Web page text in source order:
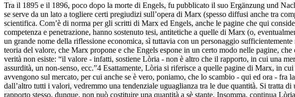
Tra il 1895 e il 1896, poco dopo la morte di Engels, fu pubblicato il suo Ergänzung und
se serve da un lato a togliere certi pregiudizi sull’opera di Marx (spesso diffusi anche tra
scientifica. Com’è di norma per gli scritti di Marx ed Engels, anche le pagine che qui
competenza e penetrazione, hanno sostenuto tesi, antitetiche a quelle di Marx (o,
un grande nome della riflessione economica, sì tuttavia con un personaggio
teoria del valore, che Marx propone e che Engels espone in un certo modo nelle pagine,
verità non esiste: “il valore - infatti, sostiene Lòria - non è altro che il rapporto, in cui una
assurdità, un non-senso, ecc.”4 Esattamente, Lòria si riferisce a quelle pagine di Marx, in
avvengono sul mercato, per cui anche se è vero, poniamo, che lo scambio - qui ed ora -
dall’altro tutti i valori, vedremmo una tendenziale uguaglianza tra le due quantità. Si tratta
rapporto stesso, dunque, non può costituire una quantità a sè stante. Insomma, continua